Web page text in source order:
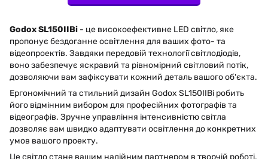
Godox SL150IIBi - це високоефективне LED світло, яке
пропонує бездоганне освітлення для ваших фото- та
відеопроектів. Завдяки передовій технології світлодіодів,
воно забезпечує яскравий та рівномірний світловий потік,
дозволяючи вам зафіксувати кожний деталь вашого об'єкта.
Ергономічний та стильний дизайн Godox SL150IIBi робить
його відмінним вибором для професійних фотографів та
відеографів. Зручне управління інтенсивністю світла
дозволяє вам швидко адаптувати освітлення до конкретних
умов вашого проекту.
Це світло стане вашим надійним партнером в творчій роботі,